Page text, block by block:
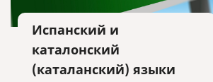
Испанский и
каталонский
(каталанский) языки